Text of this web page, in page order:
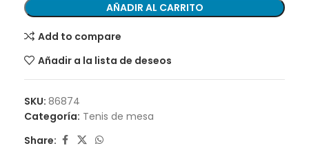
AÑADIR AL CARRITO
Add to compare
Añadir a la lista de deseos
SKU: 86874
Categoría: Tenis de mesa
Share: